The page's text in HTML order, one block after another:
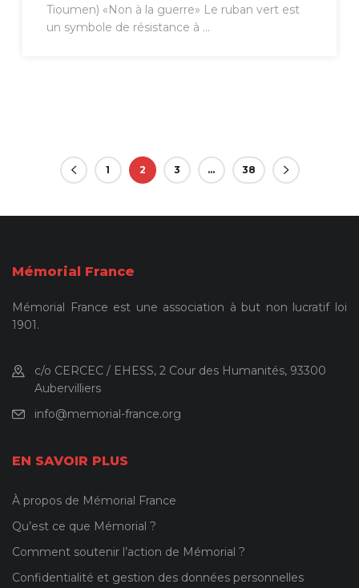
Tioumen) «Non à la guerre» Le ruban vert est
un symbole de résistance à ...
1 2 3 … 38
Mémorial France
Mémorial France est une association à but non lucratif loi
1901.
c/o CERCEC / EHESS, 2 Cour des Humanités, 93300
Aubervilliers
info@memorial-france.org
EN SAVOIR PLUS
À propos de Mémorial France
Qu’est ce que Mémorial ?
Comment soutenir l’action de Mémorial ?
Confidentialité et gestion des données personnelles